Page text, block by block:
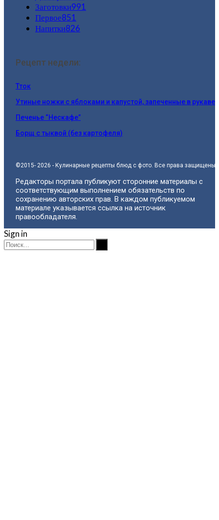
Заготовки991
Первое851
Напитки826
Рецепт недели:
Тток
Утиные ножки с яблоками и капустой, запеченные в рукаве
Печенье “Нескафе”
Борщ с тыквой (без картофеля)
©2015- 2026 - Кулинарные рецепты блюд с фото. Все права защищены.
Редакторы портала публикуют сторонние материалы с
соответствующим выполнением обязательств по
сохранению авторских прав. В каждом публикуемом
материале указывается ссылка на источник
правообладателя.
Sign in